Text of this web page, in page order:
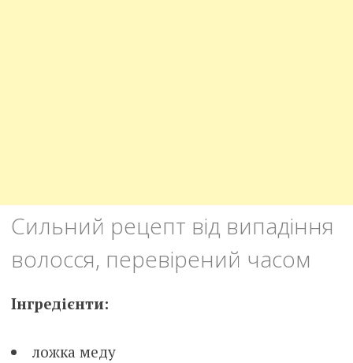
Сильний рецепт від випадіння
волосся, перевірений часом
Інгредієнти:
ложка меду